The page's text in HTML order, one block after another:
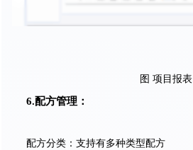
图 项目报表
6.配方管理：
配方分类：支持有多种类型配方